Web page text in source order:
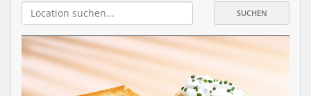
SUCHEN